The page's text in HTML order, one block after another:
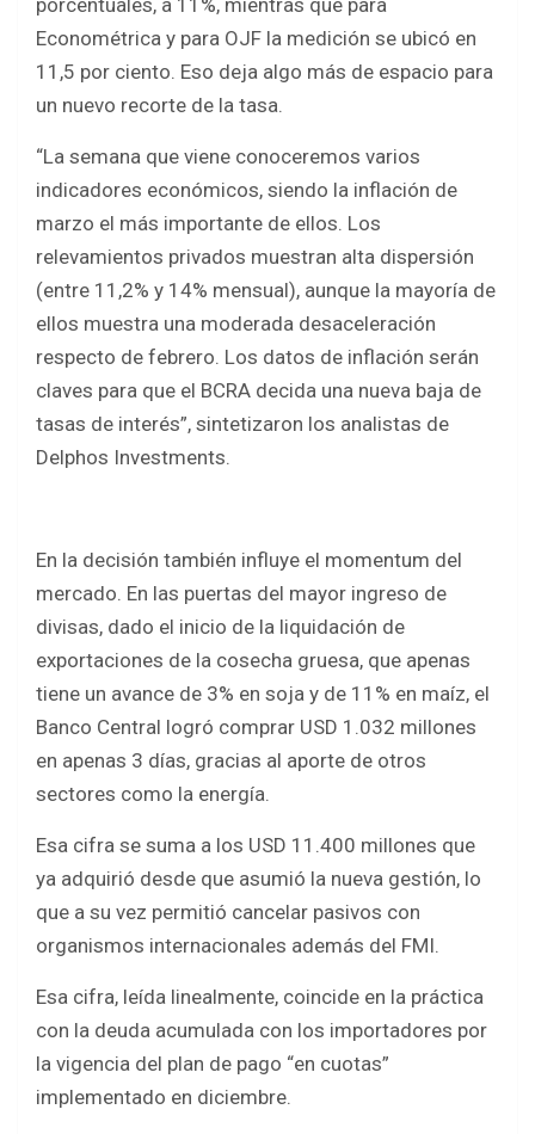
porcentuales, a 11%, mientras que para
Econométrica y para OJF la medición se ubicó en
11,5 por ciento. Eso deja algo más de espacio para
un nuevo recorte de la tasa.
“La semana que viene conoceremos varios
indicadores económicos, siendo la inflación de
marzo el más importante de ellos. Los
relevamientos privados muestran alta dispersión
(entre 11,2% y 14% mensual), aunque la mayoría de
ellos muestra una moderada desaceleración
respecto de febrero. Los datos de inflación serán
claves para que el BCRA decida una nueva baja de
tasas de interés”, sintetizaron los analistas de
Delphos Investments.
En la decisión también influye el momentum del
mercado. En las puertas del mayor ingreso de
divisas, dado el inicio de la liquidación de
exportaciones de la cosecha gruesa, que apenas
tiene un avance de 3% en soja y de 11% en maíz, el
Banco Central logró comprar USD 1.032 millones
en apenas 3 días, gracias al aporte de otros
sectores como la energía.
Esa cifra se suma a los USD 11.400 millones que
ya adquirió desde que asumió la nueva gestión, lo
que a su vez permitió cancelar pasivos con
organismos internacionales además del FMI.
Esa cifra, leída linealmente, coincide en la práctica
con la deuda acumulada con los importadores por
la vigencia del plan de pago “en cuotas”
implementado en diciembre.